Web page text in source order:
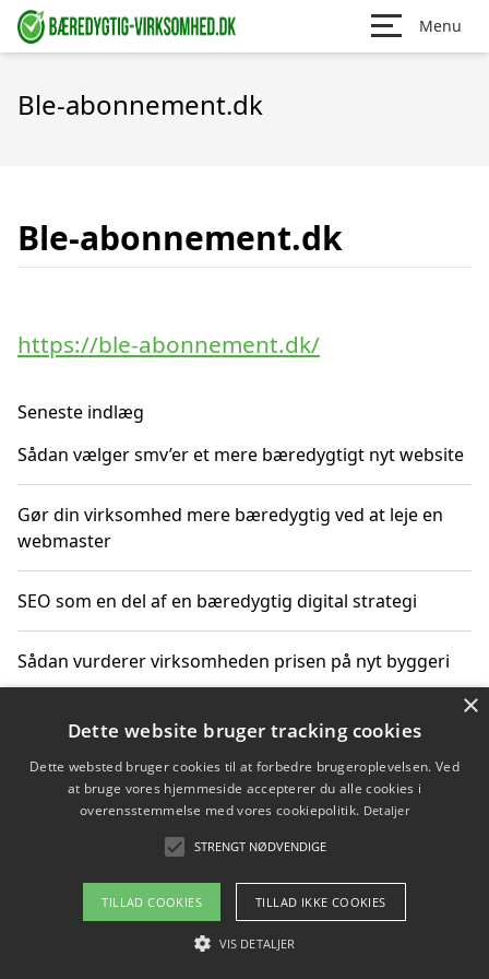
Menu
Ble-abonnement.dk
Ble-abonnement.dk
https://ble-abonnement.dk/
Seneste indlæg
Sådan vælger smv’er et mere bæredygtigt nyt website
Gør din virksomhed mere bæredygtig ved at leje en
webmaster
SEO som en del af en bæredygtig digital strategi
Sådan vurderer virksomheden prisen på nyt byggeri
Sådan får du hjælp til en hjemmeside uden binding
Copyright 2026 - Pilanto Aps
Om / kontakt
Blog Betingelser
×
Dette website bruger tracking cookies
Dette websted bruger cookies til at forbedre brugeroplevelsen. Ved
at bruge vores hjemmeside accepterer du alle cookies i
overensstemmelse med vores cookiepolitik. Detaljer
STRENGT NØDVENDIGE
TILLAD COOKIES TILLAD IKKE COOKIES
VIS DETALJER